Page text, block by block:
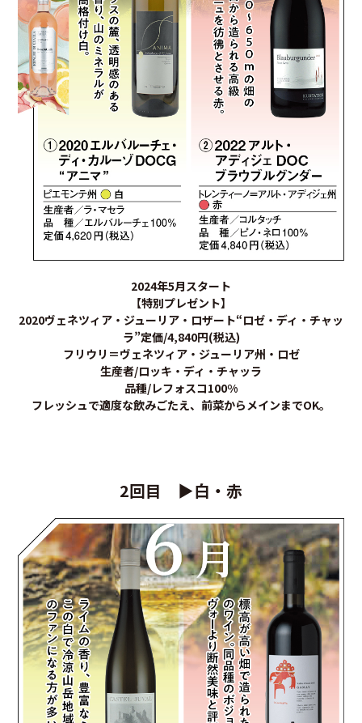
2024年5月スタート
【特別プレゼント】
2020ヴェネツィア・ジューリア・ロザート“ロゼ・ディ・チャッ
ラ”定価/4,840円(税込)
フリウリ＝ヴェネツィア・ジューリア州・ロゼ
生産者/ロッキ・ディ・チャッラ
品種/レフォスコ100%
フレッシュで適度な飲みごたえ、前菜からメインまでOK。
2回目 ▶白・赤